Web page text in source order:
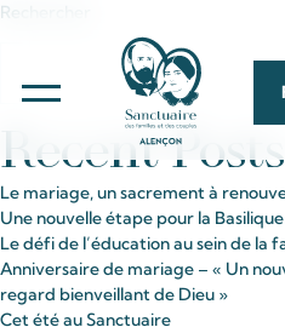
Rechercher
Recent Posts
Le mariage, un sacrement à
Une nouvelle étape pour la Basilique
Le défi de l’éducation au sein de la
Anniversaire de mariage – « Un
regard bienveillant de Dieu »
Cet été au Sanctuaire